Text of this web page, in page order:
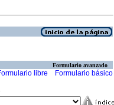
Formulario avanzado
libre Formulario básico